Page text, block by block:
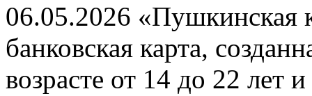
06.05.2026 «Пушкинская
банковская карта,
возрасте от 14 до 22 лет